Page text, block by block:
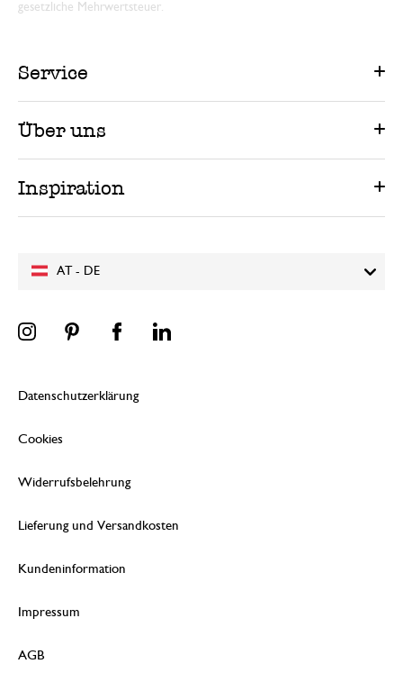
AT - DE
gesetzliche Mehrwertsteuer.
Service
Über uns
Inspiration
Datenschutzerklärung
Cookies
Widerrufsbelehrung
Lieferung und Versandkosten
Kundeninformation
Impressum
AGB